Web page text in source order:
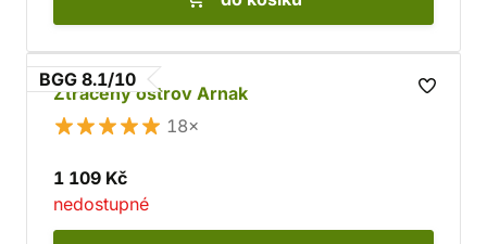
BGG 8.1/10
Ztracený ostrov Arnak
18×
1 109 Kč
nedostupné